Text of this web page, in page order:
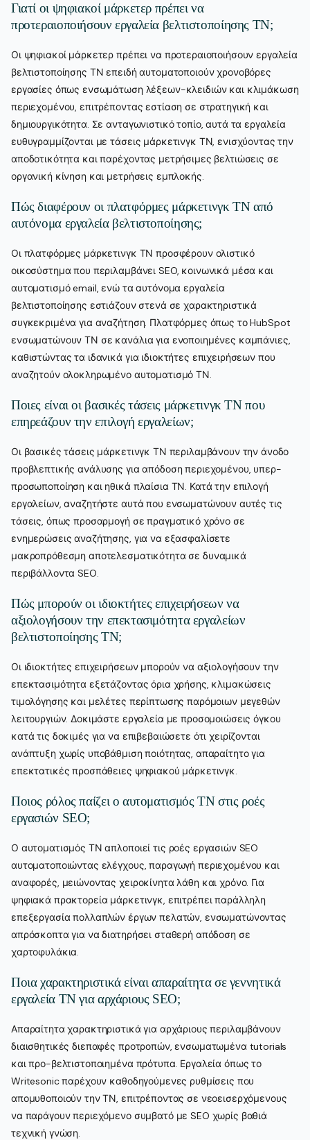
Γιατί οι ψηφιακοί μάρκετερ πρέπει να
προτεραιοποιήσουν εργαλεία βελτιστοποίησης ΤΝ;
Οι ψηφιακοί μάρκετερ πρέπει να προτεραιοποιήσουν εργαλεία
βελτιστοποίησης ΤΝ επειδή αυτοματοποιούν χρονοβόρες
εργασίες όπως ενσωμάτωση λέξεων-κλειδιών και κλιμάκωση
περιεχομένου, επιτρέποντας εστίαση σε στρατηγική και
δημιουργικότητα. Σε ανταγωνιστικό τοπίο, αυτά τα εργαλεία
ευθυγραμμίζονται με τάσεις μάρκετινγκ ΤΝ, ενισχύοντας την
αποδοτικότητα και παρέχοντας μετρήσιμες βελτιώσεις σε
οργανική κίνηση και μετρήσεις εμπλοκής.
Πώς διαφέρουν οι πλατφόρμες μάρκετινγκ ΤΝ από
αυτόνομα εργαλεία βελτιστοποίησης;
Οι πλατφόρμες μάρκετινγκ ΤΝ προσφέρουν ολιστικό
οικοσύστημα που περιλαμβάνει SEO, κοινωνικά μέσα και
αυτοματισμό email, ενώ τα αυτόνομα εργαλεία
βελτιστοποίησης εστιάζουν στενά σε χαρακτηριστικά
συγκεκριμένα για αναζήτηση. Πλατφόρμες όπως το HubSpot
ενσωματώνουν ΤΝ σε κανάλια για ενοποιημένες καμπάνιες,
καθιστώντας τα ιδανικά για ιδιοκτήτες επιχειρήσεων που
αναζητούν ολοκληρωμένο αυτοματισμό ΤΝ.
Ποιες είναι οι βασικές τάσεις μάρκετινγκ ΤΝ που
επηρεάζουν την επιλογή εργαλείων;
Οι βασικές τάσεις μάρκετινγκ ΤΝ περιλαμβάνουν την άνοδο
προβλεπτικής ανάλυσης για απόδοση περιεχομένου, υπερ-
προσωποποίηση και ηθικά πλαίσια ΤΝ. Κατά την επιλογή
εργαλείων, αναζητήστε αυτά που ενσωματώνουν αυτές τις
τάσεις, όπως προσαρμογή σε πραγματικό χρόνο σε
ενημερώσεις αναζήτησης, για να εξασφαλίσετε
μακροπρόθεσμη αποτελεσματικότητα σε δυναμικά
περιβάλλοντα SEO.
Πώς μπορούν οι ιδιοκτήτες επιχειρήσεων να
αξιολογήσουν την επεκτασιμότητα εργαλείων
βελτιστοποίησης ΤΝ;
Οι ιδιοκτήτες επιχειρήσεων μπορούν να αξιολογήσουν την
επεκτασιμότητα εξετάζοντας όρια χρήσης, κλιμακώσεις
τιμολόγησης και μελέτες περίπτωσης παρόμοιων μεγεθών
λειτουργιών. Δοκιμάστε εργαλεία με προσομοιώσεις όγκου
κατά τις δοκιμές για να επιβεβαιώσετε ότι χειρίζονται
ανάπτυξη χωρίς υποβάθμιση ποιότητας, απαραίτητο για
επεκτατικές προσπάθειες ψηφιακού μάρκετινγκ.
Ποιος ρόλος παίζει ο αυτοματισμός ΤΝ στις ροές
εργασιών SEO;
Ο αυτοματισμός ΤΝ απλοποιεί τις ροές εργασιών SEO
αυτοματοποιώντας ελέγχους, παραγωγή περιεχομένου και
αναφορές, μειώνοντας χειροκίνητα λάθη και χρόνο. Για
ψηφιακά πρακτορεία μάρκετινγκ, επιτρέπει παράλληλη
επεξεργασία πολλαπλών έργων πελατών, ενσωματώνοντας
απρόσκοπτα για να διατηρήσει σταθερή απόδοση σε
χαρτοφυλάκια.
Ποια χαρακτηριστικά είναι απαραίτητα σε γεννητικά
εργαλεία ΤΝ για αρχάριους SEO;
Απαραίτητα χαρακτηριστικά για αρχάριους περιλαμβάνουν
διαισθητικές διεπαφές προτροπών, ενσωματωμένα tutorials
και προ-βελτιστοποιημένα πρότυπα. Εργαλεία όπως το
Writesonic παρέχουν καθοδηγούμενες ρυθμίσεις που
απομυθοποιούν την ΤΝ, επιτρέποντας σε νεοεισερχόμενους
να παράγουν περιεχόμενο συμβατό με SEO χωρίς βαθιά
τεχνική γνώση.